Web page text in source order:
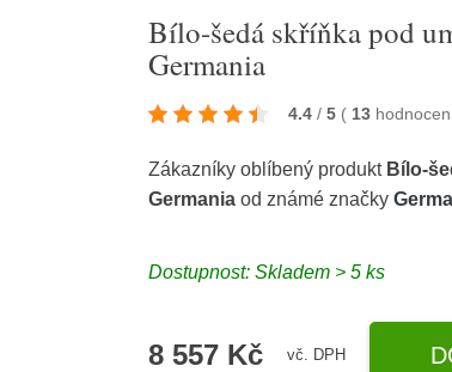
Bílo-šedá skříňka pod
Germania
4.4 / 5 ( 13
Zákazníky oblíbený produkt Bílo-
Germania od známé značky
Dostupnost: Skladem > 5 ks
8 557 Kč vč. DPH